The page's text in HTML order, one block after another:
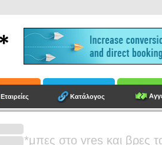
Εταιρείες Κατάλογος
*μπες στο vres και βρες